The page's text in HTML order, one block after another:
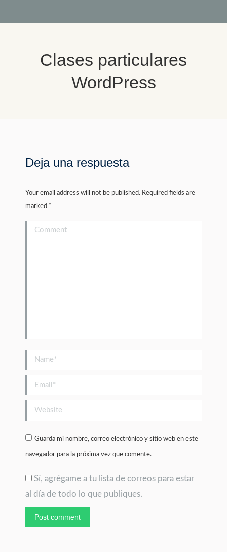
Clases particulares
WordPress
Deja una respuesta
Your email address will not be published. Required fields are
marked *
Comment
Name *
Email *
Website
Guarda mi nombre, correo electrónico y sitio web en este
navegador para la próxima vez que comente.
Sí, agrégame a tu lista de correos para estar
al día de todo lo que publiques.
Post comment